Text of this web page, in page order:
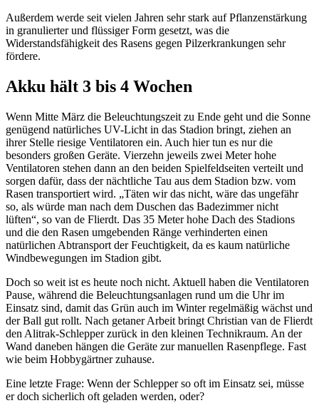
Außerdem werde seit vielen Jahren sehr stark auf Pflanzenstärkung
in granulierter und flüssiger Form gesetzt, was die
Widerstandsfähigkeit des Rasens gegen Pilzerkrankungen sehr
fördere.
Akku hält 3 bis 4 Wochen
Wenn Mitte März die Beleuchtungszeit zu Ende geht und die Sonne
genügend natürliches UV-Licht in das Stadion bringt, ziehen an
ihrer Stelle riesige Ventilatoren ein. Auch hier tun es nur die
besonders großen Geräte. Vierzehn jeweils zwei Meter hohe
Ventilatoren stehen dann an den beiden Spielfeldseiten verteilt und
sorgen dafür, dass der nächtliche Tau aus dem Stadion bzw. vom
Rasen transportiert wird. „Täten wir das nicht, wäre das ungefähr
so, als würde man nach dem Duschen das Badezimmer nicht
lüften“, so van de Flierdt. Das 35 Meter hohe Dach des Stadions
und die den Rasen umgebenden Ränge verhinderten einen
natürlichen Abtransport der Feuchtigkeit, da es kaum natürliche
Windbewegungen im Stadion gibt.
Doch so weit ist es heute noch nicht. Aktuell haben die Ventilatoren
Pause, während die Beleuchtungsanlagen rund um die Uhr im
Einsatz sind, damit das Grün auch im Winter regelmäßig wächst und
der Ball gut rollt. Nach getaner Arbeit bringt Christian van de Flierdt
den Alitrak-Schlepper zurück in den kleinen Technikraum. An der
Wand daneben hängen die Geräte zur manuellen Rasenpflege. Fast
wie beim Hobbygärtner zuhause.
Eine letzte Frage: Wenn der Schlepper so oft im Einsatz sei, müsse
er doch sicherlich oft geladen werden, oder?